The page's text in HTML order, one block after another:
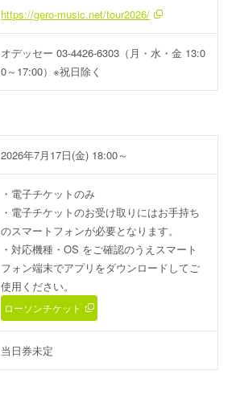
https://gero-music.net/tour2026/
オデッセー 03-4426-6303（月・水・金 13:0
0～17:00）※祝日除く
2026年7月17日(金) 18:00～
・電子チケットのみ
・電子チケットのお受け取りにはお手持ち
のスマートフォンが必要となります。
・対応機種・OS をご確認のうえスマート
フォン端末でアプリをダウンロードしてご
使用ください。
ローソンチケット
当日券未定